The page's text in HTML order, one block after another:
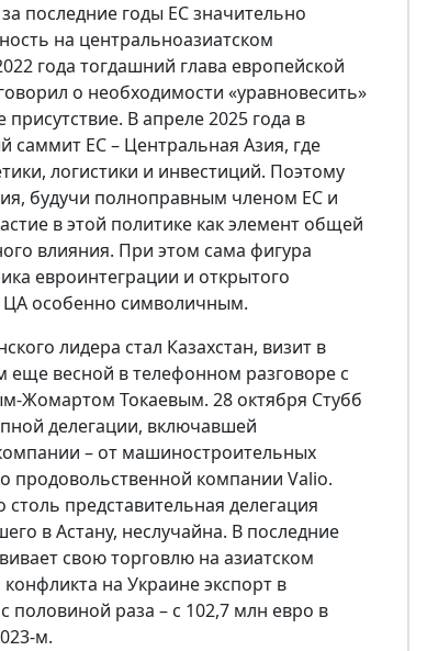
последние годы ЕС значительно
на центральноазиатском
года тогдашний глава европейской
о необходимости «уравновесить»
присутствие. В апреле 2025 года в
саммит ЕС – Центральная Азия, где
логистики и инвестиций. Поэтому
будучи полноправным членом ЕС и
в этой политике как элемент общей
влияния. При этом сама фигура
евроинтеграции и открытого
ЦА особенно символичным.
лидера стал Казахстан, визит в
весной в телефонном разговоре с
Жомартом Токаевым. 28 октября Стубб
делегации, включавшей
– от машиностроительных
продовольственной компании Valio.
представительная делегация
в Астану, неслучайна. В последние
свою торговлю на азиатском
на Украине экспорт в
половиной раза – с 102,7 млн евро в
м.